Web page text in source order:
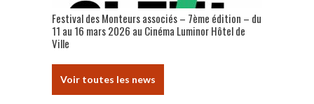
Festival des Monteurs associés – 7ème édition – du
11 au 16 mars 2026 au Cinéma Luminor Hôtel de
Ville
Voir toutes les news